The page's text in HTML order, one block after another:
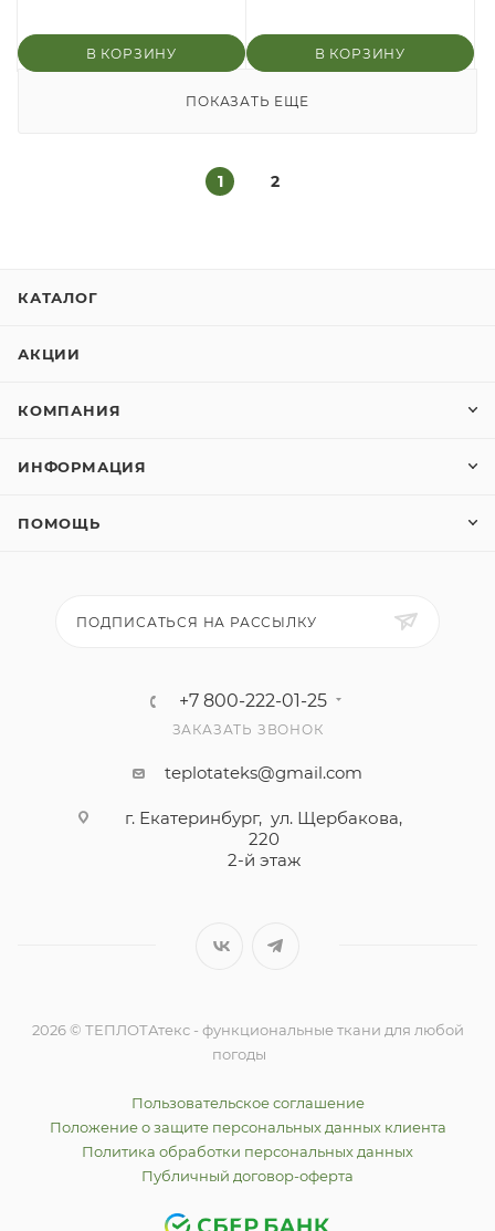
В КОРЗИНУ В КОРЗИНУ
ПОКАЗАТЬ ЕЩЕ
1 2
КАТАЛОГ
АКЦИИ
КОМПАНИЯ
ИНФОРМАЦИЯ
ПОМОЩЬ
ПОДПИСАТЬСЯ НА РАССЫЛКУ
+7 800-222-01-25
ЗАКАЗАТЬ ЗВОНОК
teplotateks@gmail.com
г. Екатеринбург, ул. Щербакова,
220
2-й этаж
2026 © ТЕПЛОТАтекс - функциональные ткани для любой
погоды
Пользовательское соглашение
Положение о защите персональных данных клиента
Политика обработки персональных данных
Публичный договор-оферта